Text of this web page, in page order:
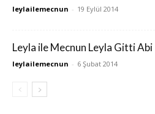
leylailemecnun - 19 Eylül 2014
Leyla ile Mecnun Leyla Gitti Abi
leylailemecnun - 6 Şubat 2014